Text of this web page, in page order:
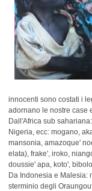
innocenti sono costati i
adornano le nostre case
Dall'Africa sub
Nigeria, ecc: mogano,
mansonia, amazoque'
elata), frake', iroko,
doussie' apa, koto',
Da Indonesia e Malesia:
sterminio degli